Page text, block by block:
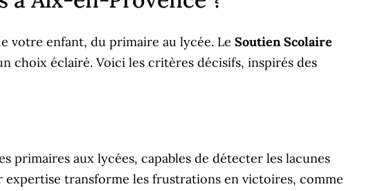
votre enfant, du primaire au lycée. Le Soutien Scolaire
choix éclairé. Voici les critères décisifs, inspirés des
primaires aux lycées, capables de détecter les lacunes
transforme les frustrations en victoires, comme